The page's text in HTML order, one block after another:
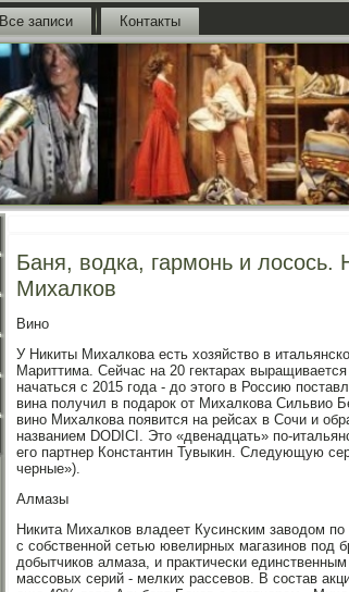
Все записи Контакты
Баня, водка, гармонь и лосось.
Михалков
Вино
У Никиты Михалкова есть хозяйство в
Мариттима. Сейчас на 20 гектарах
начаться с 2015 года - до этого в Россию
вина получил в подарок от Михалкова Сильвио
вино Михалкова появится на рейсах в Сочи и
названием DODICI. Это «двенадцать» по-
его партнер Константин Тувыкин. Следующую
черные»).
Алмазы
Никита Михалков владеет Кусинским заводом
с собственной сетью ювелирных магазинов под
добытчиков алмаза, и практически
массовых серий - мелких рассевов. В состав